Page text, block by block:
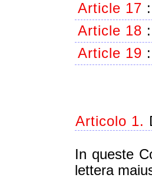
Article 17 :
Article 18 :
Article 19 :
Articolo 1.
In queste
lettera